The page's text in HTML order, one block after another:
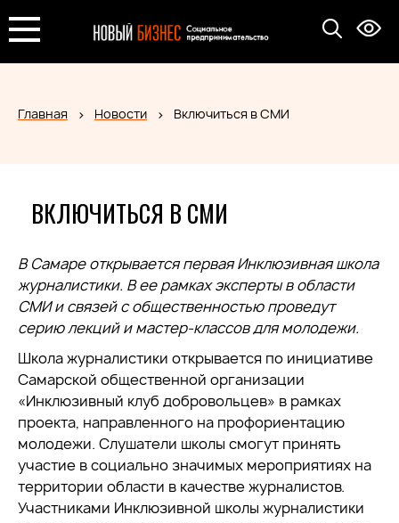
Главная Новости Включиться в СМИ
ВКЛЮЧИТЬСЯ В СМИ
В Самаре открывается первая Инклюзивная школа
журналистики. В ее рамках эксперты в области
СМИ и связей с общественностью проведут
серию лекций и мастер-классов для молодежи.
Школа журналистики открывается по инициативе
Самарской общественной организации
«Инклюзивный клуб добровольцев» в рамках
проекта, направленного на профориентацию
молодежи. Слушатели школы смогут принять
участие в социально значимых мероприятиях на
территории области в качестве журналистов.
Участниками Инклюзивной школы журналистики